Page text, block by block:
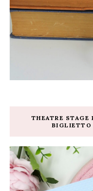
THEATRE
BIGLIETTO